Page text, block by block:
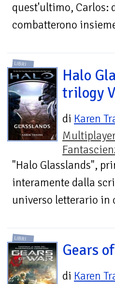
quest'ultimo, Carlos:
combatterono
LIBRI
Halo
trilogy
di Karen
"Halo Glasslands",
interamente dalla
universo letterario in
LIBRI
Gears
di Karen